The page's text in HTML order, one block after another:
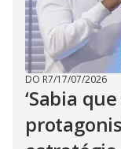
DO R7/17/07/2026
‘Sabia